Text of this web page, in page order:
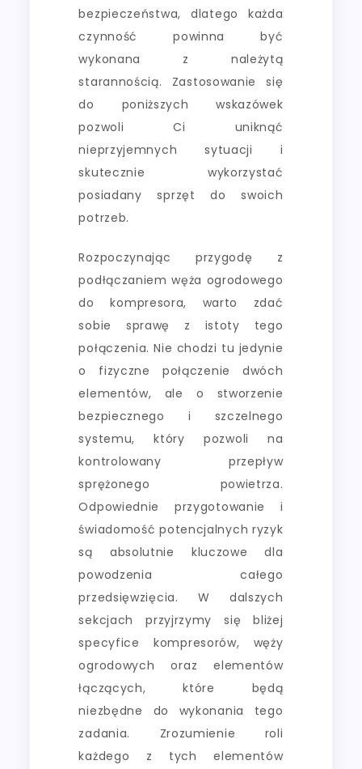
bezpieczeństwa, dlatego każda
czynność powinna być
wykonana z należytą
starannością. Zastosowanie się
do poniższych wskazówek
pozwoli Ci uniknąć
nieprzyjemnych sytuacji i
skutecznie wykorzystać
posiadany sprzęt do swoich
potrzeb.
Rozpoczynając przygodę z
podłączaniem węża ogrodowego
do kompresora, warto zdać
sobie sprawę z istoty tego
połączenia. Nie chodzi tu jedynie
o fizyczne połączenie dwóch
elementów, ale o stworzenie
bezpiecznego i szczelnego
systemu, który pozwoli na
kontrolowany przepływ
sprężonego powietrza.
Odpowiednie przygotowanie i
świadomość potencjalnych ryzyk
są absolutnie kluczowe dla
powodzenia całego
przedsięwzięcia. W dalszych
sekcjach przyjrzymy się bliżej
specyfice kompresorów, węży
ogrodowych oraz elementów
łączących, które będą
niezbędne do wykonania tego
zadania. Zrozumienie roli
każdego z tych elementów